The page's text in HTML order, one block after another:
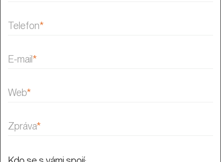
Telefon*
E-mail*
Web*
Zpráva*